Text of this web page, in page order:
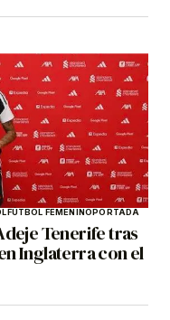
FÚTBOL FEMENINOPORTADA
Tenerife tras
Inglaterra con el